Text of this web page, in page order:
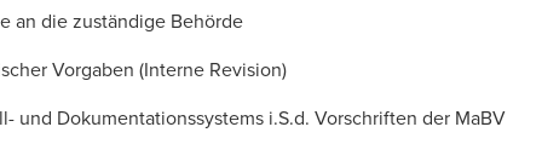
an die zuständige Behörde
Vorgaben (Interne Revision)
und Dokumentationssystems i.S.d. Vorschriften der MaBV